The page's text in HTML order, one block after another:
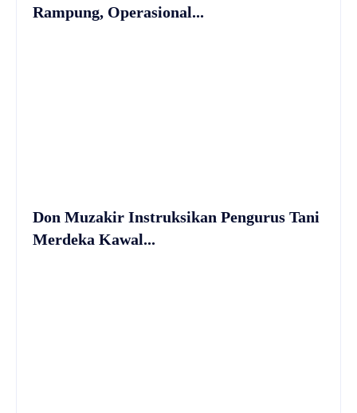
Rampung, Operasional...
Don Muzakir Instruksikan Pengurus Tani
Merdeka Kawal...